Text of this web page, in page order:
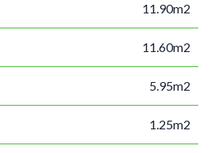
11.90m2
11.60m2
5.95m2
1.25m2